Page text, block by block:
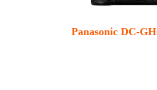
Panasonic DC-